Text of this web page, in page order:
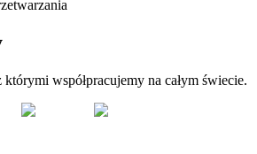
współpracujemy na całym świecie.